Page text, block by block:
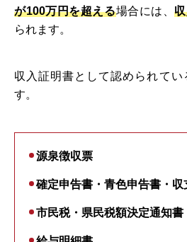
が100万円を超える場合には、
られます。
収入証明書として認められて
す。
源泉徴収票
確定申告書・青色申告書・収
市民税・県民税額決定通知書